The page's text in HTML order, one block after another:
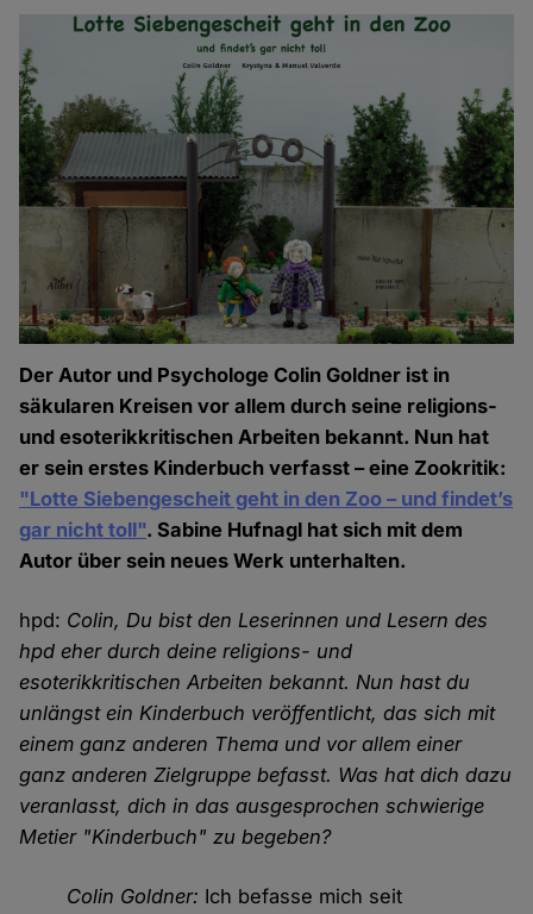
Der Autor und Psychologe Colin Goldner ist in
säkularen Kreisen vor allem durch seine religions-
und esoterikkritischen Arbeiten bekannt. Nun hat
er sein erstes Kinderbuch verfasst – eine Zookritik:
"Lotte Siebengescheit geht in den Zoo – und findet’s
gar nicht toll". Sabine Hufnagl hat sich mit dem
Autor über sein neues Werk unterhalten.
hpd: Colin, Du bist den Leserinnen und Lesern des
hpd eher durch deine religions- und
esoterikkritischen Arbeiten bekannt. Nun hast du
unlängst ein Kinderbuch veröffentlicht, das sich mit
einem ganz anderen Thema und vor allem einer
ganz anderen Zielgruppe befasst. Was hat dich dazu
veranlasst, dich in das ausgesprochen schwierige
Metier "Kinderbuch" zu begeben?
Colin Goldner: Ich befasse mich seit